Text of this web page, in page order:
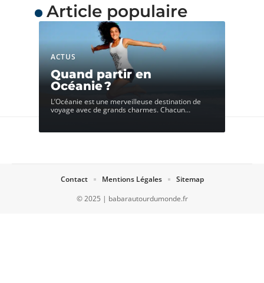
Article populaire
ACTUS
Quand partir en
Océanie ?
L’Océanie est une merveilleuse destination de
voyage avec de grands charmes. Chacun…
© 2025 | babarautourdumonde.fr
Contact Mentions Légales Sitemap